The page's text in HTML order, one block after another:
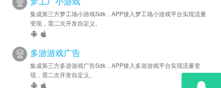
集成第三方梦工场小游戏Sdk，APP接入梦工场小游戏平台实现流量
变现，需二次开发自定义。
多游游戏广告
集成第三方多游游戏广告Sdk，APP接入多游游戏平台实现流量变
现，需二次开发自定义。